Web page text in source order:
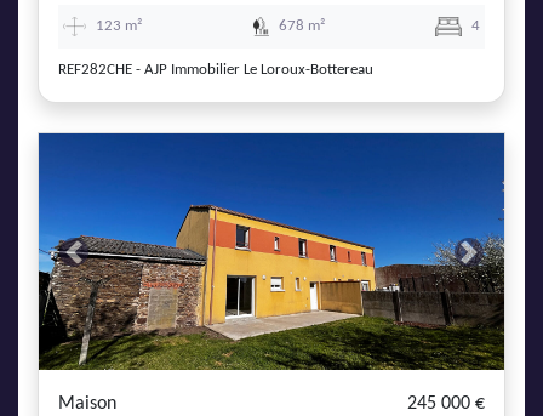
123 m² 678 m² 4
REF282CHE - AJP Immobilier Le Loroux-Bottereau
Previous Next
Maison 245 000 €